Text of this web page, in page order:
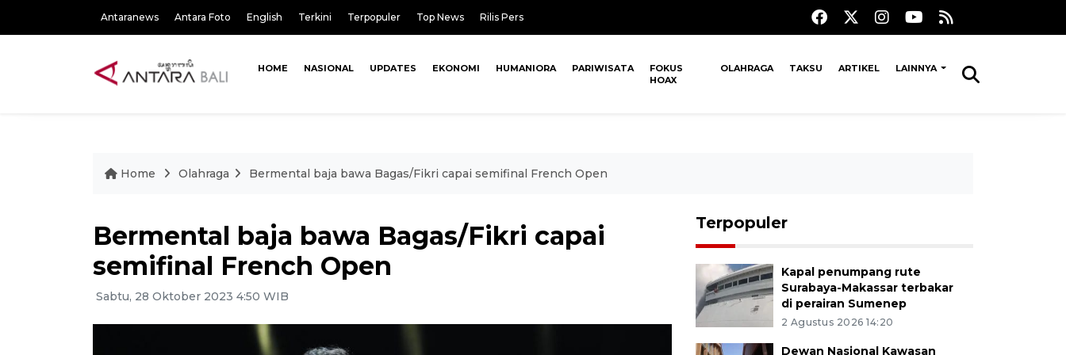
Antaranews Antara Foto English Terkini Terpopuler Top News Rilis Pers
HOME NASIONAL UPDATES EKONOMI HUMANIORA PARIWISATA
FOKUS
HOAX
OLAHRAGA TAKSU ARTIKEL LAINNYA
Home Olahraga Bermental baja bawa Bagas/Fikri capai semifinal French Open
Bermental baja bawa Bagas/Fikri capai
semifinal French Open
Sabtu, 28 Oktober 2023 4:50 WIB
Terpopuler
Kapal penumpang rute
Surabaya-Makassar terbakar
di perairan Sumenep
2 Agustus 2026 14:20
Dewan Nasional Kawasan